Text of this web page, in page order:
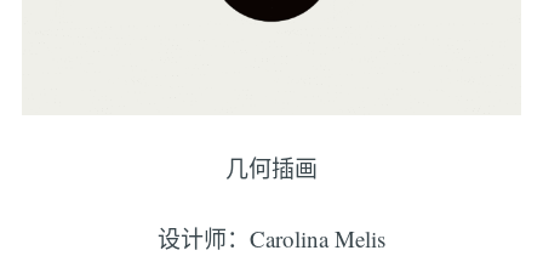
几何插画
设计师：Carolina Melis